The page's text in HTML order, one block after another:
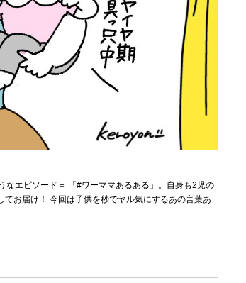
なエピソード＝ 「#ワーママあるある」。自身も2児の
お届け！ 今回は子供を秒でヤル気にするあの言葉あ